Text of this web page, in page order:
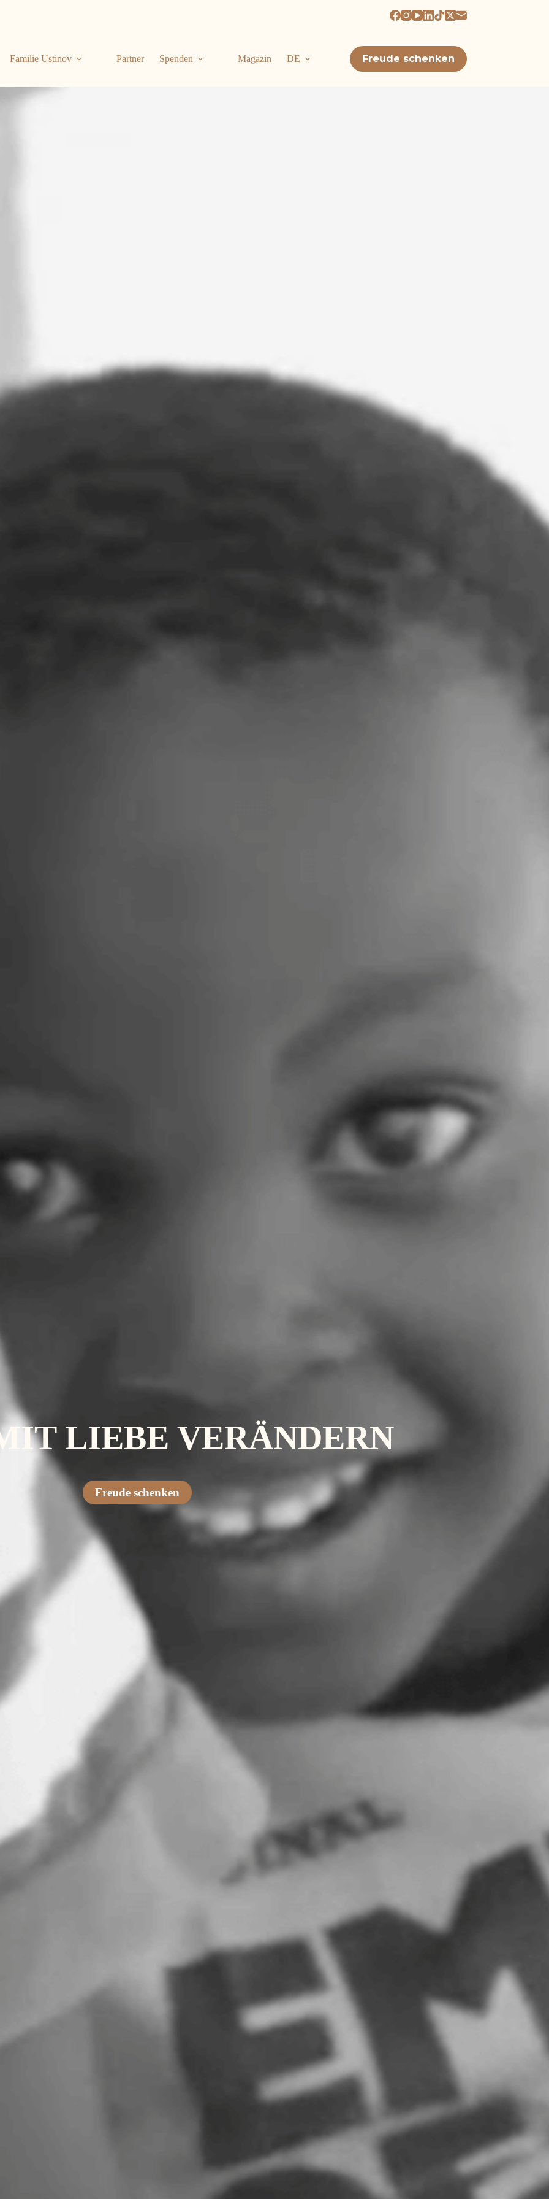
Familie Ustinov Partner Spenden Magazin DE Freude schenken
LIEBE VERÄNDERN
Freude schenken